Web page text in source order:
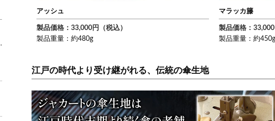
アッシュ
製品価格：33,000円（税込）
製品重量：約480g
マラッカ籐
製品価格：
製品重量：約450g
江戸の時代より受け継がれる、伝統の傘生地